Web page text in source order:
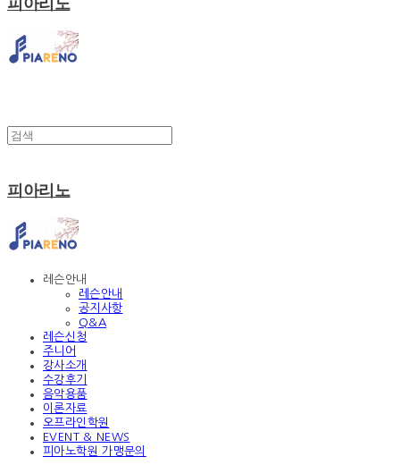
피아리노
레슨안내
레슨안내
공지사항
Q&A
레슨신청
주니어
강사소개
수강후기
음악용품
이론자료
오프라인학원
EVENT & NEWS
피아노학원 가맹문의